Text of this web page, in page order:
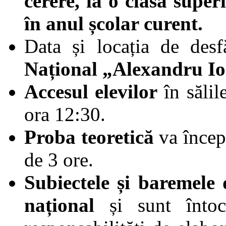
în anul școlar curent.
Data și locația de
Național „Alexandru
Accesul elevilor în
ora 12:30.
Proba teoretică va
de 3 ore.
Subiectele și
național și sunt